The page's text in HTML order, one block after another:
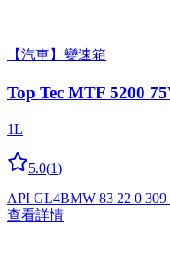
【汽車】變速箱
Top Tec MTF 5200
1L
5.0(1)
API GL4BMW 83 22 0 309
查看詳情